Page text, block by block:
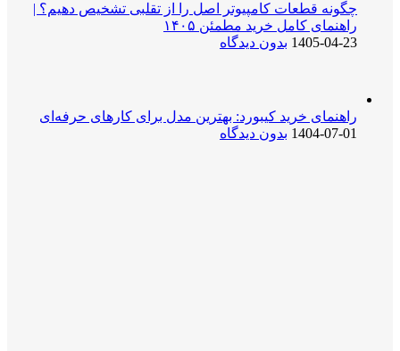
چگونه قطعات کامپیوتر اصل را از تقلبی تشخیص دهیم؟ |
راهنمای کامل خرید مطمئن ۱۴۰۵
1405-04-23 بدون دیدگاه
راهنمای خرید کیبورد: بهترین مدل برای کارهای حرفه‌ای
1404-07-01 بدون دیدگاه